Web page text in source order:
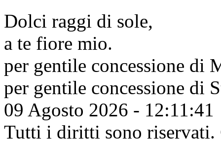
Dolci raggi di sole,
a te fiore mio.
per gentile concessione di
per gentile concessione di
09 Agosto 2026 - 12:11:41
Tutti i diritti sono riservati.